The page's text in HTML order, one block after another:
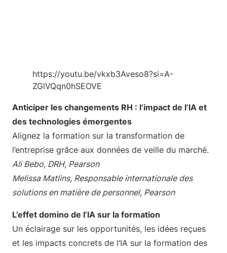
https://youtu.be/vkxb3Aveso8?si=A-
ZGlVQqn0hSEOVE
Anticiper les changements RH : l’impact de l’IA et
des technologies émergentes
Alignez la formation sur la transformation de
l’entreprise grâce aux données de veille du marché.
Ali Bebo, DRH, Pearson
Melissa Matlins, Responsable internationale des
solutions en matière de personnel, Pearson
L’effet domino de l’IA sur la formation
Un éclairage sur les opportunités, les idées reçues
et les impacts concrets de l’IA sur la formation des